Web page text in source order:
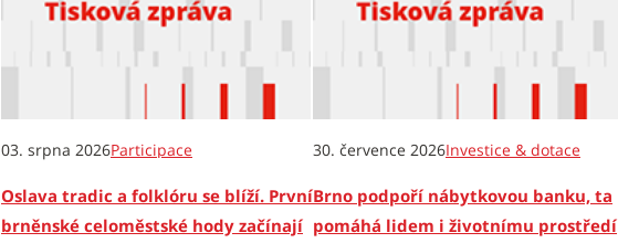
03. srpna 2026Participace
Oslava tradic a folklóru se blíží. První
brněnské celoměstské hody začínají
30. července 2026Investice & dotace
Brno podpoří nábytkovou banku, ta
pomáhá lidem i životnímu prostředí